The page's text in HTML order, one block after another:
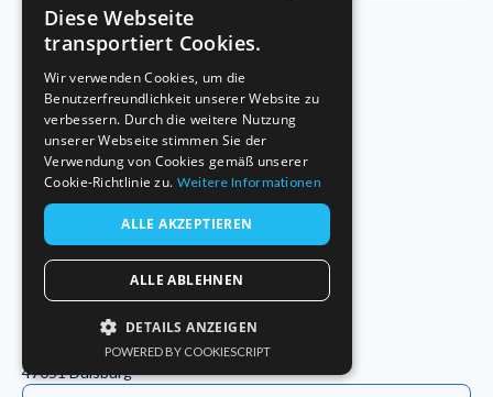
Unsere Büros
Lille
Wojo Coworking
19 rue d'Amiens
59800 Lille
Morning Coworking
11bis rue Beaurepaire
75010 Paris
Duisburg
Philosophenweg 31-33
47051 Duisburg
GERMAN
Diese Webseite
transportiert Cookies.
Wir verwenden Cookies, um die
Benutzerfreundlichkeit unserer Website zu
verbessern. Durch die weitere Nutzung
unserer Webseite stimmen Sie der
Verwendung von Cookies gemäß unserer
Cookie-Richtlinie zu. Weitere Informationen
ALLE AKZEPTIEREN
ALLE ABLEHNEN
DETAILS ANZEIGEN
POWERED BY COOKIESCRIPT